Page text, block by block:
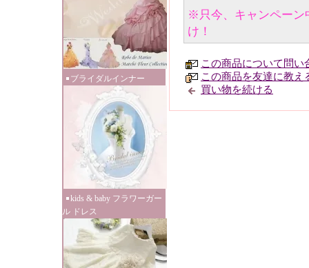
ブライダルインナー
kids & baby フラワーガー
ル ドレス
※只今、キャンペーン
け！
この商品について問い
この商品を友達に教え
買い物を続ける